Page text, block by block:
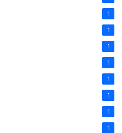
1
1
1
1
1
1
1
1